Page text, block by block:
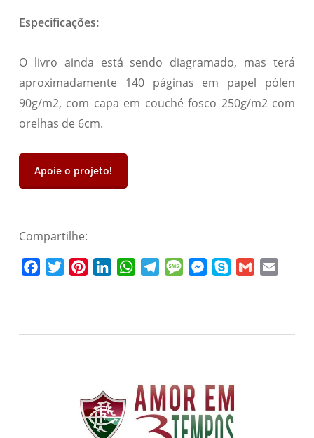
Especificações:
O livro ainda está sendo diagramado, mas terá
aproximadamente 140 páginas em papel pólen
90g/m2, com capa em couché fosco 250g/m2 com
orelhas de 6cm.
Apoie o projeto!
Compartilhe:
FacebookTwitterPinterestLinkedInWhatsAppTelegramMessageMessenger
Skype Gmail